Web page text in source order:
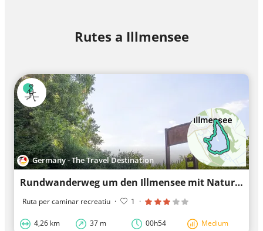
Rutes a Illmensee
Germany - The Travel Destination
Rundwanderweg um den Illmensee mit Naturlehrpfad
Ruta per caminar recreatiu · 1 ·
4,26 km 37 m 00h54 Medium